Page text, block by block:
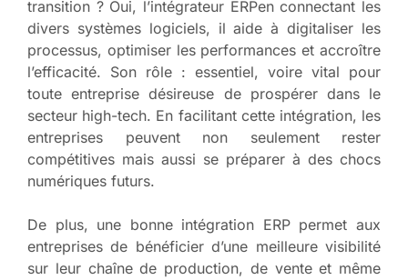
transition ? Oui, l’intégrateur ERPen connectant les
divers systèmes logiciels, il aide à digitaliser les
processus, optimiser les performances et accroître
l’efficacité. Son rôle : essentiel, voire vital pour
toute entreprise désireuse de prospérer dans le
secteur high-tech. En facilitant cette intégration, les
entreprises peuvent non seulement rester
compétitives mais aussi se préparer à des chocs
numériques futurs.
De plus, une bonne intégration ERP permet aux
entreprises de bénéficier d’une meilleure visibilité
sur leur chaîne de production, de vente et même